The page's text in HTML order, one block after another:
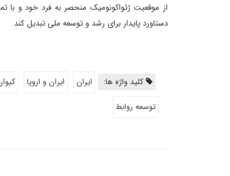
از موقعیت ژئواکونومیک منحصر به فرد خود و
دستاورد پایدار برای رشد و توسعه ملی تبدیل کند.
کلید واژه ها: ایران ایران و اروپا
توسعه روابط